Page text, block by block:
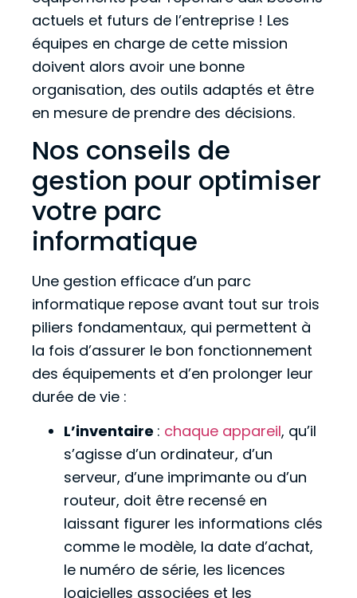
actuels et futurs de l’entreprise ! Les
équipes en charge de cette mission
doivent alors avoir une bonne
organisation, des outils adaptés et être
en mesure de prendre des décisions.
Nos conseils de
gestion pour optimiser
votre parc
informatique
Une gestion efficace d’un parc
informatique repose avant tout sur trois
piliers fondamentaux, qui permettent à
la fois d’assurer le bon fonctionnement
des équipements et d’en prolonger leur
durée de vie :
L’inventaire : chaque appareil, qu’il
s’agisse d’un ordinateur, d’un
serveur, d’une imprimante ou d’un
routeur, doit être recensé en
laissant figurer les informations clés
comme le modèle, la date d’achat,
le numéro de série, les licences
logicielles associées et les